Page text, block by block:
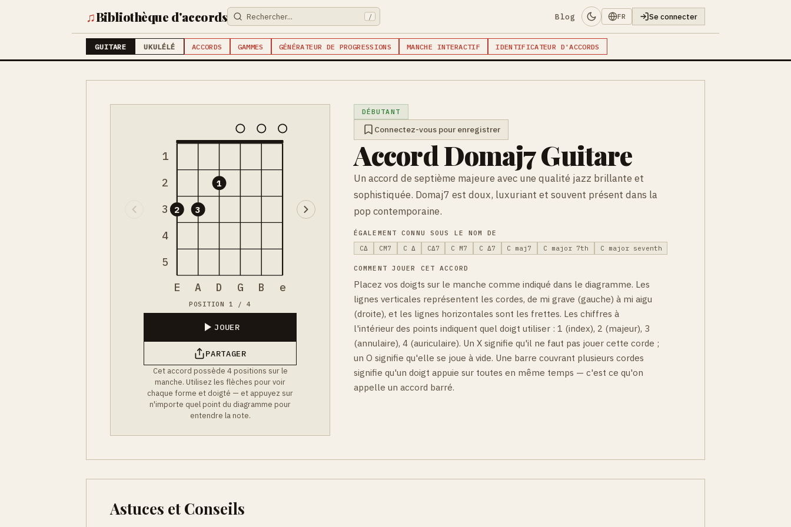
♫Bibliothèque d'accords / Blog FR Se connecter
GUITARE UKULÉLÉ ACCORDS GAMMES GÉNÉRATEUR DE PROGRESSIONS MANCHE INTERACTIF IDENTIFICATEUR D'ACCORDS
1
2
3
4
5
2 3
1
E A D G B e
POSITION 1 / 4
JOUER
PARTAGER
Cet accord possède 4 positions sur le
manche. Utilisez les flèches pour voir
chaque forme et doigté — et appuyez sur
n'importe quel point du diagramme pour
entendre la note.
DÉBUTANT
Connectez-vous pour enregistrer
Accord Domaj7 Guitare
Un accord de septième majeure avec une qualité jazz brillante et
sophistiquée. Domaj7 est doux, luxuriant et souvent présent dans la
pop contemporaine.
ÉGALEMENT CONNU SOUS LE NOM DE
CΔ
CM7 C Δ CΔ7 C M7 C Δ7 C maj7 C major 7th C major seventh
COMMENT JOUER CET ACCORD
Placez vos doigts sur le manche comme indiqué dans le diagramme. Les
lignes verticales représentent les cordes, de mi grave (gauche) à mi aigu
(droite), et les lignes horizontales sont les frettes. Les chiffres à
l'intérieur des points indiquent quel doigt utiliser : 1 (index), 2 (majeur), 3
(annulaire), 4 (auriculaire). Un X signifie qu'il ne faut pas jouer cette corde ;
un O signifie qu'elle se joue à vide. Une barre couvrant plusieurs cordes
signifie qu'un doigt appuie sur toutes en même temps — c'est ce qu'on
appelle un accord barré.
Astuces et Conseils